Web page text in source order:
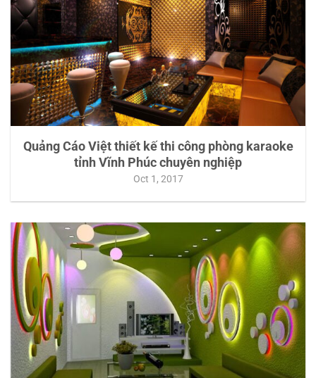
Quảng Cáo Việt thiết kế thi công phòng karaoke
tỉnh Vĩnh Phúc chuyên nghiệp
Oct 1, 2017